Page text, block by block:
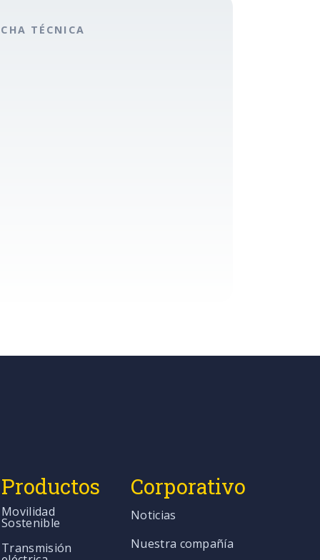
TÉCNICA
Productos
Movilidad
Sostenible
Transmisión
Corporativo
Noticias
Nuestra compañía